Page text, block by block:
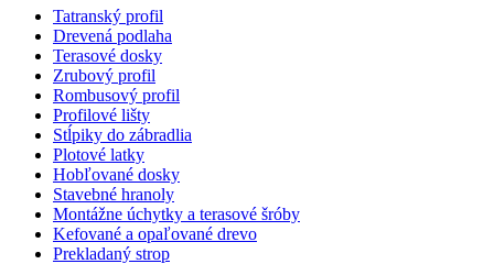
Tatranský profil
Drevená podlaha
Terasové dosky
Zrubový profil
Rombusový profil
Profilové lišty
Stĺpiky do zábradlia
Plotové latky
Hobľované dosky
Stavebné hranoly
Montážne úchytky a terasové šróby
Kefované a opaľované drevo
Prekladaný strop